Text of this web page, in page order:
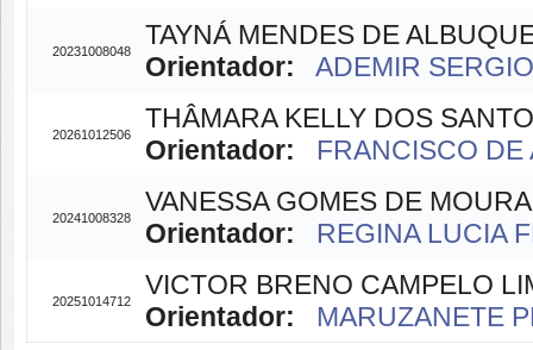
20231008048
TAYNÁ MENDES DE
Orientador:
ADEMIR
20261012506
THÂMARA KELLY DOS
Orientador:
FRANCISCO
20241008328
VANESSA GOMES DE MOURA
Orientador:
REGINA LUCIA
20251014712
VICTOR BRENO CAMPELO
Orientador:
MARUZANETE